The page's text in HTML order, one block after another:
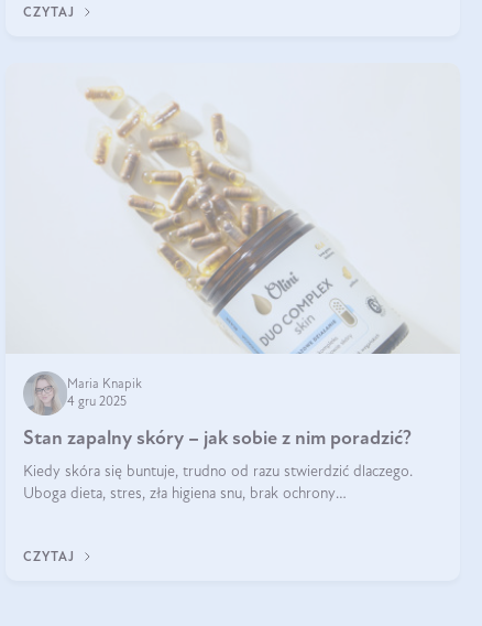
etapie życia.
CZYTAJ
Maria Knapik
4 gru 2025
Stan zapalny skóry – jak sobie z nim poradzić?
Kiedy skóra się buntuje, trudno od razu stwierdzić dlaczego.
Uboga dieta, stres, zła higiena snu, brak ochrony
CZYTAJ